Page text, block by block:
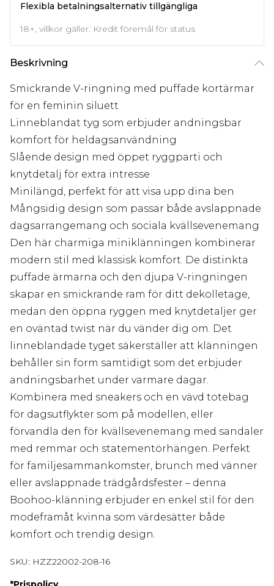
Flexibla betalningsalternativ tillgängliga
18+, villkor gäller. Kredit föremål för status
Beskrivning
Smickrande V-ringning med puffade kortärmar
för en feminin siluett
Linneblandat tyg som erbjuder andningsbar
komfort för heldagsanvändning
Slående design med öppet ryggparti och
knytdetalj för extra intresse
Minilängd, perfekt för att visa upp dina ben
Mångsidig design som passar både avslappnade
dagsarrangemang och sociala kvällsevenemang
Den här charmiga miniklänningen kombinerar
modern stil med klassisk komfort. De distinkta
puffade ärmarna och den djupa V-ringningen
skapar en smickrande ram för ditt dekolletage,
medan den öppna ryggen med knytdetaljer ger
en oväntad twist när du vänder dig om. Det
linneblandade tyget säkerställer att klänningen
behåller sin form samtidigt som det erbjuder
andningsbarhet under varmare dagar.
Kombinera med sneakers och en vävd totebag
för dagsutflykter som på modellen, eller
förvandla den för kvällsevenemang med sandaler
med remmar och statementörhängen. Perfekt
för familjesammankomster, brunch med vänner
eller avslappnade trädgårdsfester – denna
Boohoo-klänning erbjuder en enkel stil för den
modeframåt kvinna som värdesätter både
komfort och trendig design.
SKU: HZZ22002-208-16